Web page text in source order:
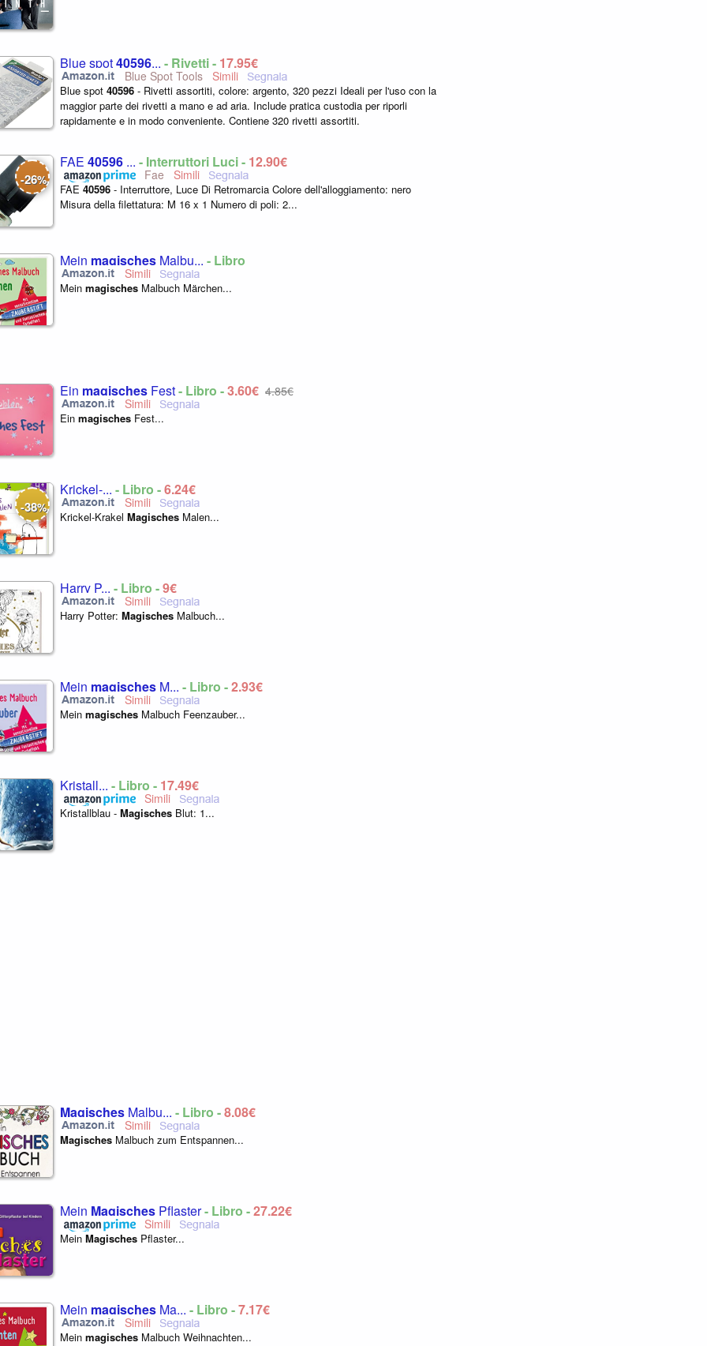
Blue spot40596... - Rivetti - 17,95€
Blue Spot Tools
Blue spot 40596 - Rivetti assortiti, colore: argento, 320 pezzi Ideali per l'uso con la
maggior parte dei rivetti a mano e ad aria. Include pratica custodia per riporli
rapidamente e in modo conveniente. Contiene 320 rivetti assortiti.
-26%
FAE 40596 ... - Interruttori Luci - 12,90€
Fae
FAE 40596 - Interruttore, Luce Di Retromarcia Colore dell'alloggiamento: nero
Misura della filettatura: M 16 x 1 Numero di poli: 2...
Mein magisches Malbu... - Libro
Mein magisches Malbuch Märchen...
Ein magisches Fest- Libro -3,60€ 4,85€
Ein magisches Fest...
-38%
Krickel-... - Libro -6,24€
Krickel-Krakel Magisches Malen...
Harry P... - Libro -9€
Harry Potter: Magisches Malbuch...
Mein magisches M... - Libro -2,93€
Mein magisches Malbuch Feenzauber...
Kristall... - Libro - 17,49€
Kristallblau - Magisches Blut: 1...
Magisches Malbu... - Libro -8,08€
Magisches Malbuch zum Entspannen...
Mein Magisches Pflaster- Libro -27,22€
Mein Magisches Pflaster...
Mein magisches Ma... - Libro -7,17€
Mein magisches Malbuch Weihnachten...